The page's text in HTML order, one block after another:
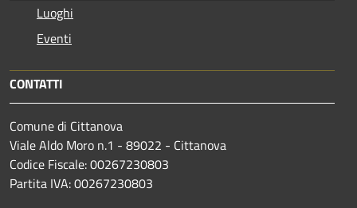
Luoghi
Eventi
CONTATTI
Comune di Cittanova
Viale Aldo Moro n.1 - 89022 - Cittanova
Codice Fiscale: 00267230803
Partita IVA: 00267230803